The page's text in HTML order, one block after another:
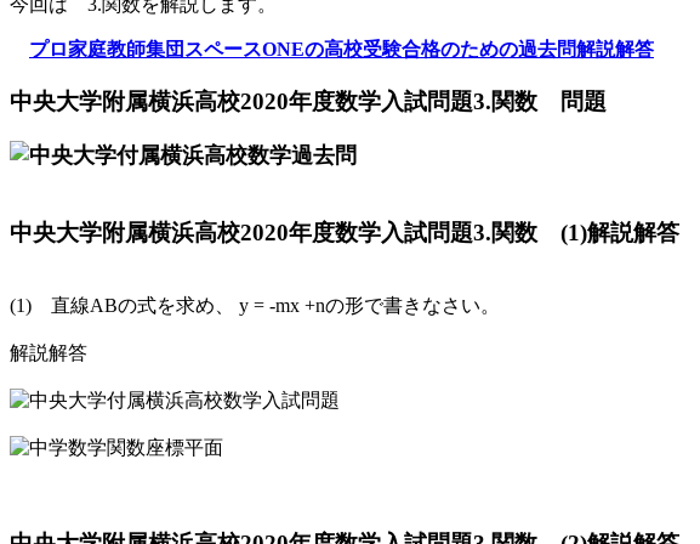
今回は 3.関数を解説します。
プロ家庭教師集団スペースONEの高校受験合格のための過去問解説解答
中央大学附属横浜高校2020年度数学入試問題3.関数 問題
中央大学附属横浜高校2020年度数学入試問題3.関数 (1)解説解答
(1) 直線ABの式を求め、 y = -mx +nの形で書きなさい。
解説解答